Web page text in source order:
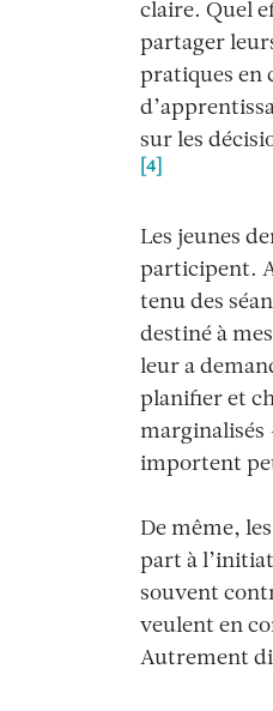
claire. Quel
partager
pratiques en
sur les
[4]
Les jeunes
participent.
tenu des
destiné à
leur a
planifier et
marginalisés
importent
De même,
part à
souvent
veulent en
Autrement